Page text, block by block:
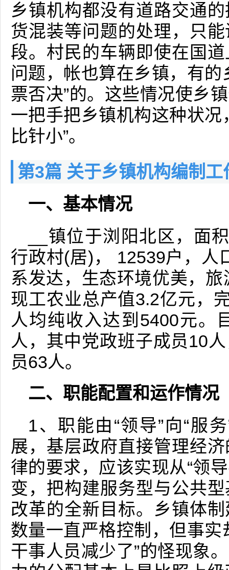
乡镇机构都没有道路交通
货混装等问题的处理，只
段。村民的车辆即使在国
问题，帐也算在乡镇，有
票否决”的。这些情况使乡
一把手把乡镇机构这种状况
比针小”。
第3篇 关于乡镇机构编制
一、基本情况
__镇位于浏阳北区，面
行政村(居)， 12539户，人
系发达，生态环境优美，
现工农业总产值3.2亿元，
人均纯收入达到5400元。
人，其中党政班子成员10
员63人。
二、职能配置和运作情况
1、职能由“领导”向“服
展，基层政府直接管理经
律的要求，应该实现从“领
变，把构建服务型与公共
改革的全新目标。乡镇体
数量一直严格控制，但事实
干事人员减少了”的怪现象